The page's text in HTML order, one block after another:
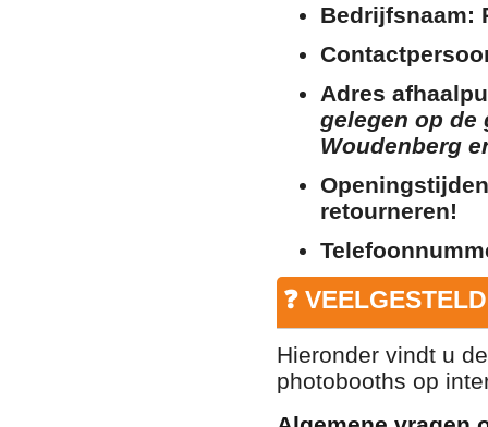
Bedrijfsnaam:
Adres
gelegen op de
Woudenberg
retourneren!
❓
Hieronder vindt u
photobooths op